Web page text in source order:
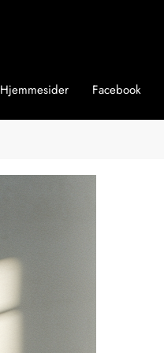
Hjemmesider Facebook